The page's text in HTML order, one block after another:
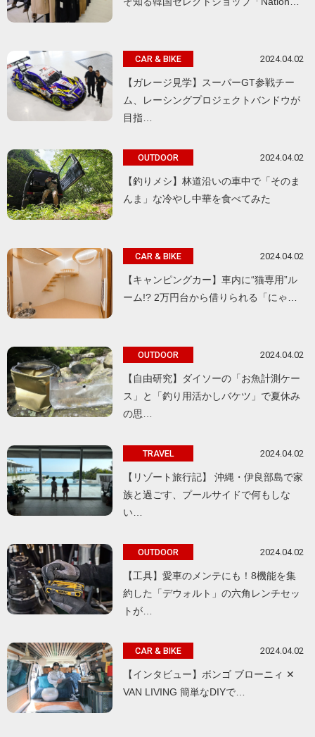
CAR & BIKE 2024.04.02
【ガレージ見学】スーパーGT参戦チー
ム、レーシングプロジェクトバンドウが
目指…
OUTDOOR 2024.04.02
【釣りメシ】林道沿いの車中で「そのま
んま」な冷やし中華を食べてみた
CAR & BIKE 2024.04.02
【キャンピングカー】車内に“猫専用”ル
ーム!? 2万円台から借りられる「にゃ…
OUTDOOR 2024.04.02
【自由研究】ダイソーの「お魚計測ケー
ス」と「釣り用活かしバケツ」で夏休み
の思…
TRAVEL 2024.04.02
【リゾート旅行記】 沖縄・伊良部島で家
族と過ごす、プールサイドで何もしな
い…
OUTDOOR 2024.04.02
【工具】愛車のメンテにも！8機能を集
約した「デウォルト」の六角レンチセッ
トが…
CAR & BIKE 2024.04.02
【インタビュー】ボンゴ ブローニィ ✕
VAN LIVING 簡単なDIYで…